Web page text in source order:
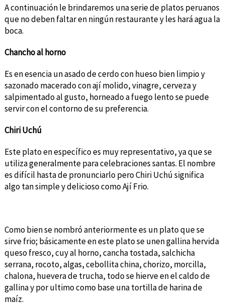
A continuación le brindaremos una serie de platos peruanos
que no deben faltar en ningún restaurante y les hará agua la
boca.
Chancho al horno
Es en esencia un asado de cerdo con hueso bien limpio y
sazonado macerado con ají molido, vinagre, cerveza y
salpimentado al gusto, horneado a fuego lento se puede
servir con el contorno de su preferencia.
Chiri Uchú
Este plato en específico es muy representativo, ya que se
utiliza generalmente para celebraciones santas. El nombre
es difícil hasta de pronunciarlo pero Chiri Uchú significa
algo tan simple y delicioso como Ají Frio.
Como bien se nombró anteriormente es un plato que se
sirve frio; básicamente en este plato se unen gallina hervida
queso fresco, cuy al horno, cancha tostada, salchicha
serrana, rocoto, algas, cebollita china, chorizo, morcilla,
chalona, huevera de trucha, todo se hierve en el caldo de
gallina y por ultimo como base una tortilla de harina de
maíz.